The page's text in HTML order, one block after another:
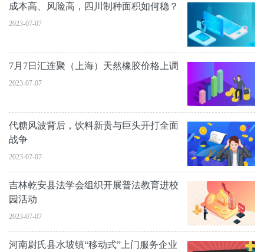
成本高、风险高，四川制种面积如何稳？
2023-07-07
7月7日汇连聚（上海）天然橡胶价格上调
2023-07-07
代糖风波背后，饮料新贵与巨头开打全面
战争
2023-07-07
吉林乾安县法学会组织开展普法教育进校
园活动
2023-07-07
河南尉氏县水坡镇“移动式”上门服务企业